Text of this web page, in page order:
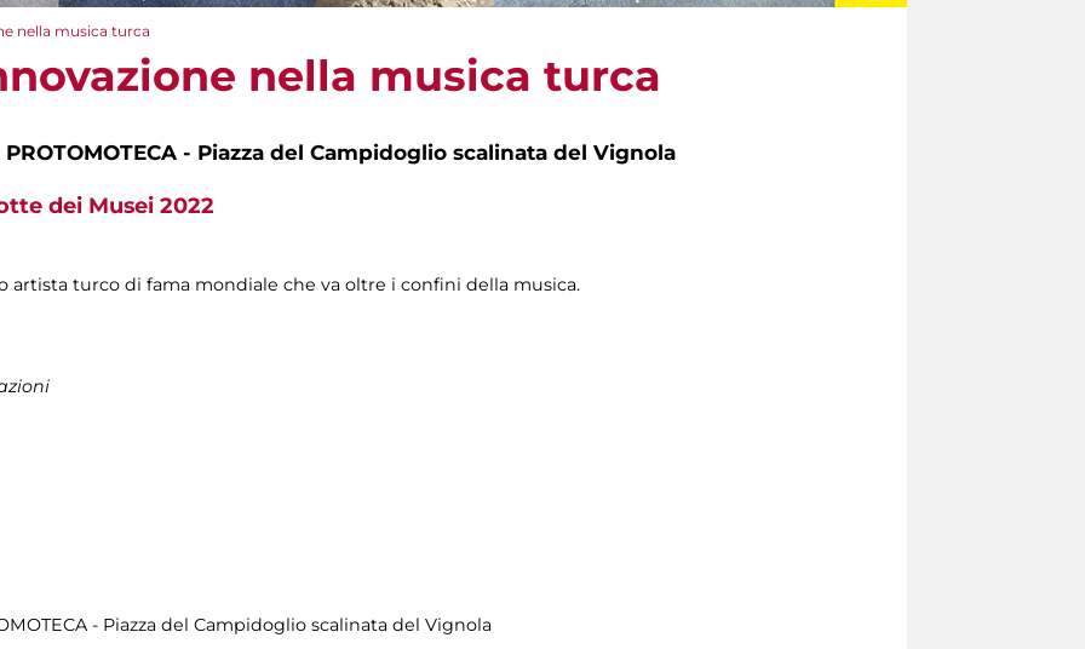
nella musica turca
nella musica turca
PROTOMOTECA - Piazza del Campidoglio scalinata del Vignola
dei Musei 2022
artista turco di fama mondiale che va oltre i confini della musica.
- Piazza del Campidoglio scalinata del Vignola